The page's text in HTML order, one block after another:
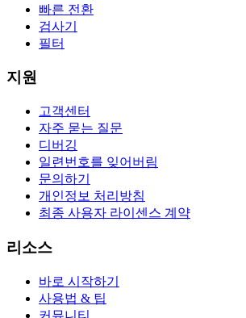
빠른 전환
검사기
필터
지원
고객센터
자주 묻는 질문
디버깅
일련번호를 잊어버림
문의하기
개인정보 처리방침
최종 사용자 라이센스 계약
리소스
바로 시작하기
사용법 & 팁
커뮤니티